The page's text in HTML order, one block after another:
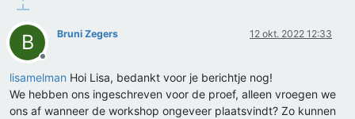
B
Offline
Bruni Zegers 12 okt. 2022 12:33
lisamelman Hoi Lisa, bedankt voor je berichtje nog!
We hebben ons ingeschreven voor de proef, alleen vroegen we
ons af wanneer de workshop ongeveer plaatsvindt? Zo kunnen